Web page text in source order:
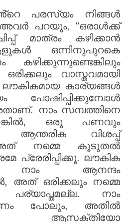
പരസ്യം നിങ്ങൾ
അവർ പറയും, "ഒരാൾക്ക്
മാത്രം കഴിക്കാൻ
ഒന്നിനുപുറകെ
കഴിക്കുന്നുണ്ടെങ്കിലും
വാസ്തവമായി
ലൗകികമായ കാര്യങ്ങൾ
നാം സമ്പത്തിനെ
ഒരു പണവും
ആന്തരിക വിശപ്പ്
അത് നമ്മെ കൂടുതൽ
പ്രേരിപ്പിക്കൂ. ലൗകിക
നാം ആനന്ദം
അത് ഒരിക്കലും നമ്മെ
പര്യാപ്തമല്ല. നാം
പോലും, അതിൽ
ആസക്തിയോ